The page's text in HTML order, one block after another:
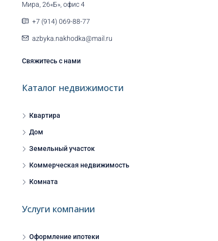
Мира, 26«Б», офис 4
+7 (914) 069-88-77
azbyka.nakhodka@mail.ru
Свяжитесь с нами
Каталог недвижимости
Квартира
Дом
Земельный участок
Коммерческая недвижимость
Комната
Услуги компании
Оформление ипотеки